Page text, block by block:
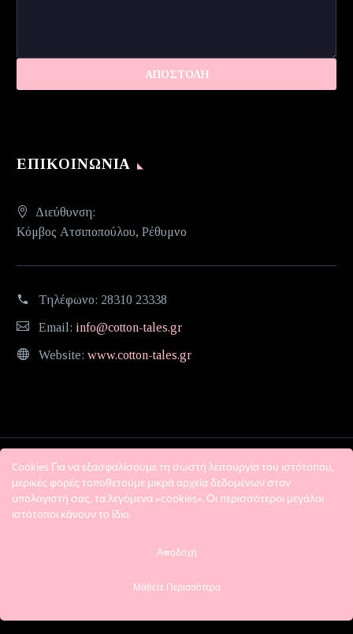
ΕΠΙΚΟΙΝΩΝΊΑ
Διεύθυνση:
Κόμβος Ατσιποπούλου, Ρέθυμνο
Τηλέφωνο: 28310 23338
Email: info@cotton-tales.gr
Website: www.cotton-tales.gr
2018 © Cotton tales
Cookies Για να εξασφαλίσουμε τη σωστή λειτουργία του ιστότοπου,
μερικές φορές τοποθετούμε μικρά αρχεία δεδομένων στον
υπολογιστή σας, τα λεγόμενα «cookies». Οι περισσότεροι μεγάλοι
ιστότοποι κάνουν το ίδιο.
Αποδοχή
Μάθετε Περισσότερα